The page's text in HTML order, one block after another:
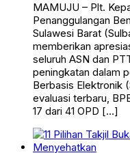
MAMUJU – Plt.
Penanggulangan
Sulawesi Barat
memberikan
seluruh ASN dan
peningkatan dalam
Berbasis Elektronik
evaluasi terbaru,
17 dari 41 OPD […]